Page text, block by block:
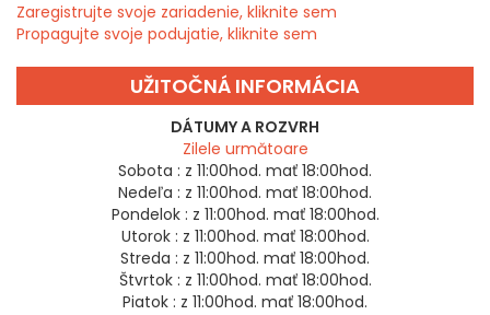
Zaregistrujte svoje zariadenie, kliknite sem
Propagujte svoje podujatie, kliknite sem
UŽITOČNÁ INFORMÁCIA
DÁTUMY A ROZVRH
Zilele următoare
Sobota : z 11:00hod. mať 18:00hod.
Nedeľa : z 11:00hod. mať 18:00hod.
Pondelok : z 11:00hod. mať 18:00hod.
Utorok : z 11:00hod. mať 18:00hod.
Streda : z 11:00hod. mať 18:00hod.
Štvrtok : z 11:00hod. mať 18:00hod.
Piatok : z 11:00hod. mať 18:00hod.